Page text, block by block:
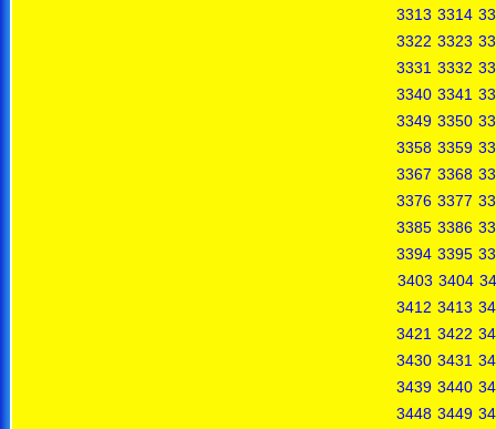
3313 3314
3322 3323
3331 3332
3340 3341
3349 3350
3358 3359
3367 3368
3376 3377
3385 3386
3394 3395
3403 3404
3412 3413
3421 3422
3430 3431
3439 3440
3448 3449